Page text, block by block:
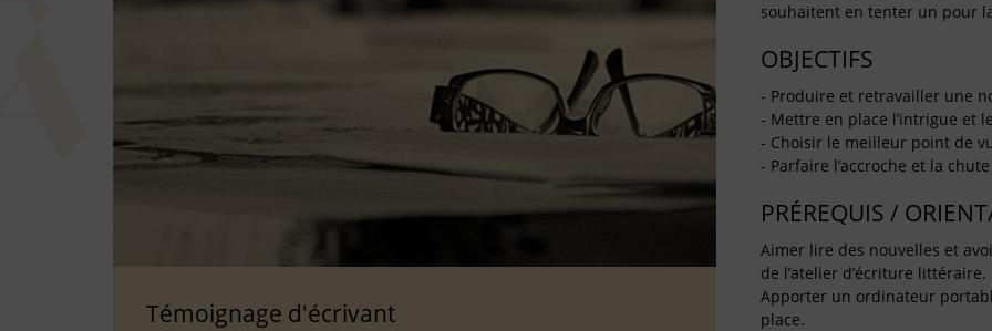
Témoignage d'écrivant
souhaitent en tenter un pour
OBJECTIFS
- Produire et retravailler une
- Mettre en place l’intrigue et
- Choisir le meilleur point de
- Parfaire l’accroche et la chute
PRÉREQUIS /
Aimer lire des nouvelles et
de l’atelier d’écriture littéraire.
Apporter un ordinateur
place.